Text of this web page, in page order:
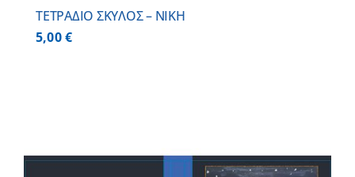
ΤΕΤΡΑΔΙΟ ΣΚΥΛΟΣ – ΝΙΚΗ
5,00€